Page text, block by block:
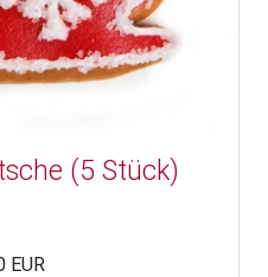
(5 Stück)
EUR